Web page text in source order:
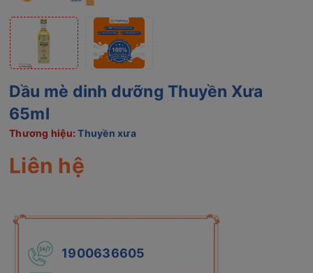
Dầu mè dinh dưỡng Thuyền Xưa
65ml
Thương hiệu:Thuyền xưa
Liên hệ
1900636605